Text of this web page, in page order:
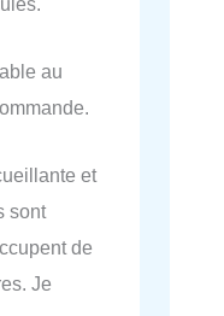
au
et
sont
de
Je